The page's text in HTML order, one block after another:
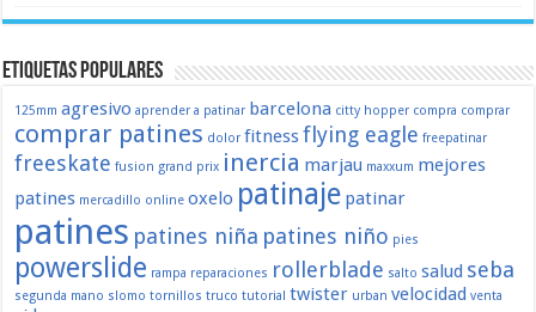
Etiquetas populares
125mm agresivo aprender a patinar barcelona citty hopper compra comprar
comprar patines dolor fitnessflying eagle freepatinar
freeskate fusion grand prix inercia marjau maxxum mejores
patines mercadillo online oxelo patinaje patinar
patines patines niña patines niño pies
powerslide rampa reparaciones rollerblade salto salud seba
segunda mano slomo tornillos truco tutorial twister urban velocidad venta